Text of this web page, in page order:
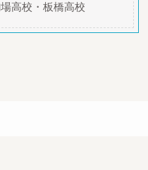
高校・板橋高校